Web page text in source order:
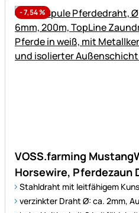
-7,54%
VOSS.farming
Horsewire, Pferdezaun
Stahldraht mit leitfähigem
verzinkter Draht Ø: ca. 2mm,